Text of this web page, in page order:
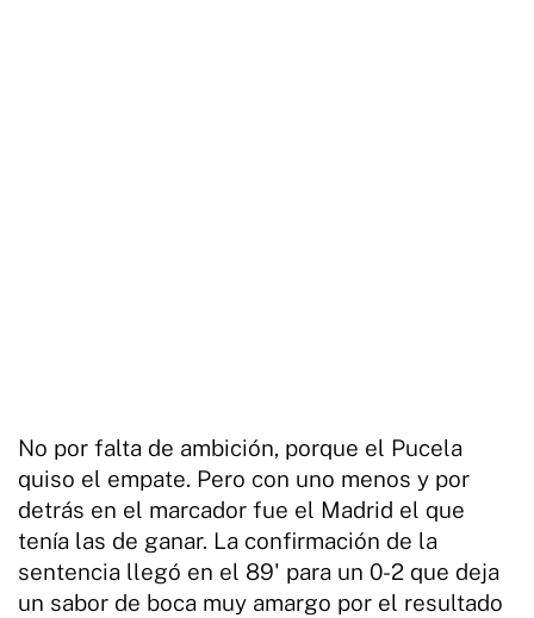
No por falta de ambición, porque el Pucela
quiso el empate. Pero con uno menos y por
detrás en el marcador fue el Madrid el que
tenía las de ganar. La confirmación de la
sentencia llegó en el 89' para un 0-2 que deja
un sabor de boca muy amargo por el resultado